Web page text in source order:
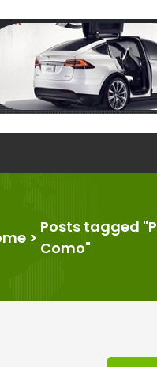
>
Posts tagged
Como"